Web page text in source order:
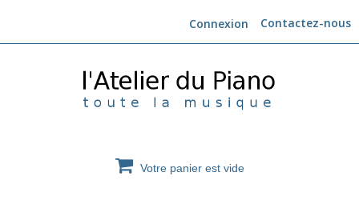
Contactez-nous
Connexion
Votre panier est vide